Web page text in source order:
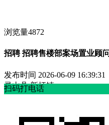
浏览量4872
招聘 招聘售楼部案场置业顾
发布时间 2026-06-09 16:39:31
灵山县 新圩镇
扫码打电话